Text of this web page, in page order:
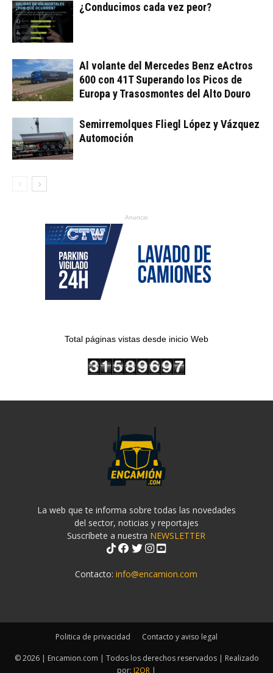
¿Conducimos cada vez peor?
Al volante del Mercedes Benz eActros
600 con 41T Superando los Picos de
Europa y Trasosmontes del Alto Douro
Semirremolques Fliegl López y Vázquez
Automoción
Anuncio
Total páginas vistas desde inicio Web
La web que te informa sobre todas las novedades
del sector, noticias y reportajes
Suscríbete a nuestra NEWSLETTER
Contacto:info@encamion.com
Politica de privacidad Contacto y aviso legal
© 2026 | Encamion.com | Todos los derechos reservados | Realizado
por: J2OR |